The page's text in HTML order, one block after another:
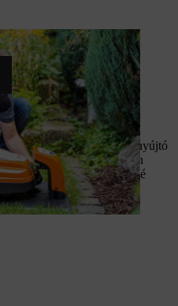
szolgáltatást is nyújtó
lehetősége van. Válasszon
a gép mellé
kapcsolatban.